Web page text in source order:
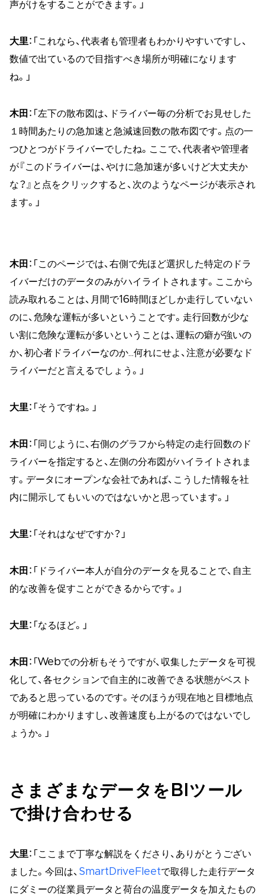
声がけをすることができます。」
大里：「これなら、代表者も管理者もわかりやすいですし、
数値で出ているので目指すべき場所が明確になります
ね。」
木田 ：「左下の散布図は、ドライバー毎の分析でお見せした
１時間あたりの急加速と急減速回数の散布図です。点の一
つひとつがドライバーでしたね。ここで、代表者や管理者
が『このドライバーは、やけに急加速が多いけど大丈夫か
な？』と点をクリックすると、次のようなページが表示され
ます。」
木田 ：「このページでは、右側で先ほど選択した特定のドラ
イバーだけのデータのみがハイライトされます。ここから
読み取れることは、月間で16時間ほどしか走行していない
のに、危険な運転が多いということです。走行回数が少な
い割に危険な運転が多いということは、運転の癖が強いの
か、初心者ドライバーなのか…何れにせよ、注意が必要なド
ライバーだと言えるでしょう。」
大里：「そうですね。」
木田 ：「同じように、右側のグラフから特定の走行回数のド
ライバーを指定すると、左側の分布図がハイライトされま
す。データにオープンな会社であれば、こうした情報を社
内に開示してもいいのではないかと思っています。」
大里：「それはなぜですか？」
木田 ：「ドライバー本人が自分のデータを見ることで、自主
的な改善を促すことができるからです。」
大里：「なるほど。」
木田 ：「Webでの分析もそうですが、収集したデータを可視
化して、各セクションで自主的に改善できる状態がベスト
であると思っているのです。そのほうが現在地と目標地点
が明確にわかりますし、改善速度も上がるのではないでし
ょうか。」
さまざまなデータをBIツール
で掛け合わせる
大里：「ここまで丁寧な解説をくださり、ありがとうござい
ました。今回は、 SmartDriveFleetで取得した走行データ
にダミーの従業員データと荷台の温度データを加えたもの